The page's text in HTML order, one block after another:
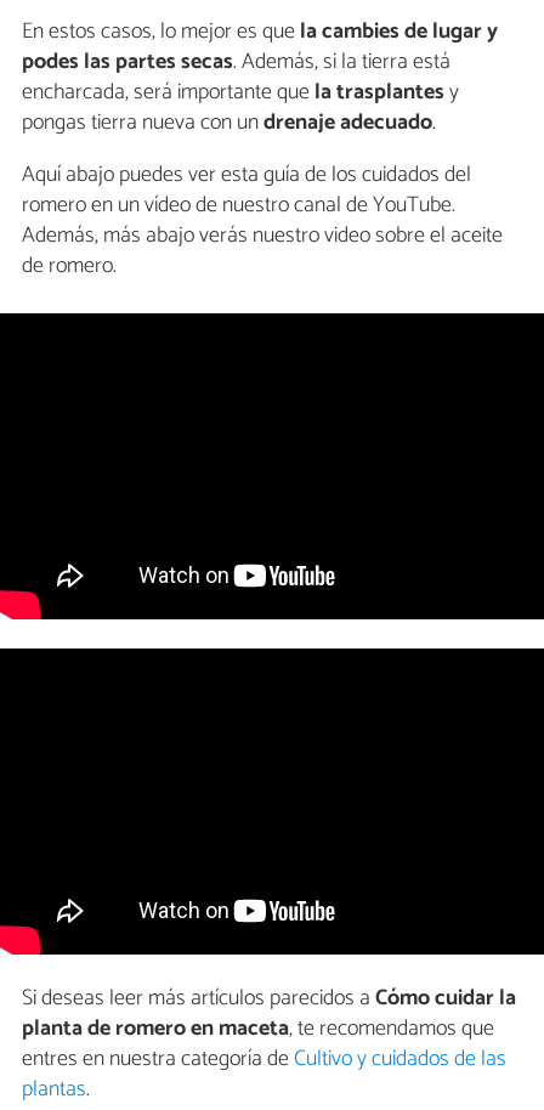
En estos casos, lo mejor es quela cambies de lugar y
podes las partes secas. Además, si la tierra está
encharcada, será importante quela trasplantesy
pongas tierra nueva con undrenaje adecuado.
Aquí abajo puedes ver esta guía de los cuidados del
romero en un vídeo de nuestro canal de YouTube.
Además, más abajo verás nuestro video sobre el aceite
de romero.
Si deseas leer más artículos parecidos aCómo cuidar la
planta de romero en maceta, te recomendamos que
entres en nuestra categoría deCultivo y cuidados de las
plantas.